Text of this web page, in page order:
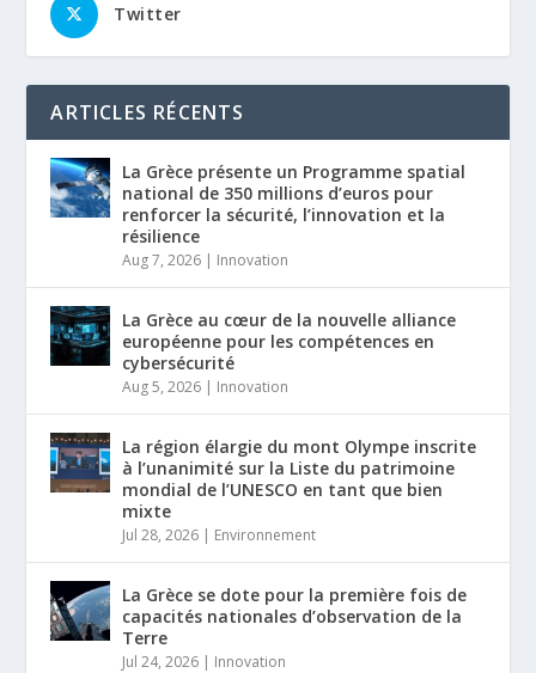
Twitter
ARTICLES RÉCENTS
La Grèce présente un Programme spatial
national de 350 millions d’euros pour
renforcer la sécurité, l’innovation et la
résilience
Aug 7, 2026 | Innovation
La Grèce au cœur de la nouvelle alliance
européenne pour les compétences en
cybersécurité
Aug 5, 2026 | Innovation
La région élargie du mont Olympe inscrite
à l’unanimité sur la Liste du patrimoine
mondial de l’UNESCO en tant que bien
mixte
Jul 28, 2026 | Environnement
La Grèce se dote pour la première fois de
capacités nationales d’observation de la
Terre
Jul 24, 2026 | Innovation